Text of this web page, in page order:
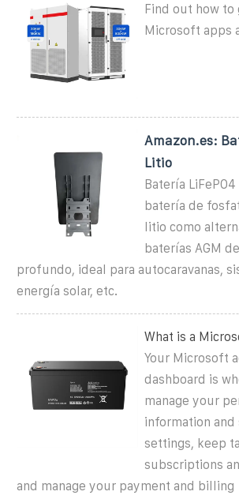
Find out how
Microsoft apps
Amazon.es:
Litio
Batería
batería de
litio como
baterías AGM
profundo, ideal para autocaravanas,
energía solar, etc.
What is a
Your Microsoft
dashboard is
manage your
information and
settings, keep
subscriptions
and manage your payment and billing